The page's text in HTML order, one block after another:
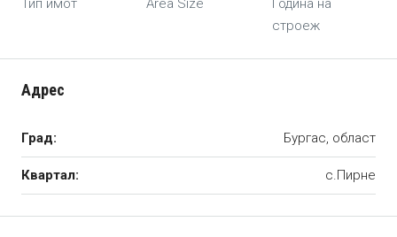
Тип имот
Area Size
Година на
строеж
Адрес
Град: Бургас, област
Квартал: с.Пирне